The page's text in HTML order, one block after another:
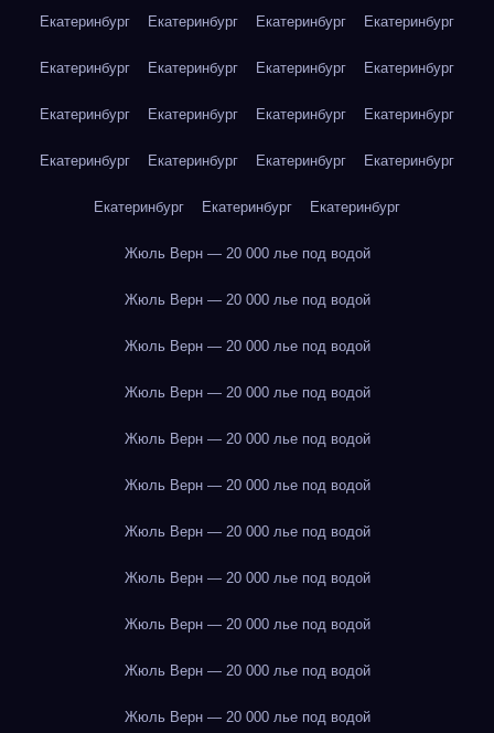
Екатеринбург Екатеринбург Екатеринбург Екатеринбург
Екатеринбург Екатеринбург Екатеринбург Екатеринбург
Екатеринбург Екатеринбург Екатеринбург Екатеринбург
Екатеринбург Екатеринбург Екатеринбург Екатеринбург
Екатеринбург Екатеринбург Екатеринбург
Жюль Верн — 20 000 лье под водой
Жюль Верн — 20 000 лье под водой
Жюль Верн — 20 000 лье под водой
Жюль Верн — 20 000 лье под водой
Жюль Верн — 20 000 лье под водой
Жюль Верн — 20 000 лье под водой
Жюль Верн — 20 000 лье под водой
Жюль Верн — 20 000 лье под водой
Жюль Верн — 20 000 лье под водой
Жюль Верн — 20 000 лье под водой
Жюль Верн — 20 000 лье под водой